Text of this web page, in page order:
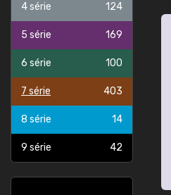
4 série 124
5 série 169
6 série 100
7 série 403
8 série 14
9 série 42